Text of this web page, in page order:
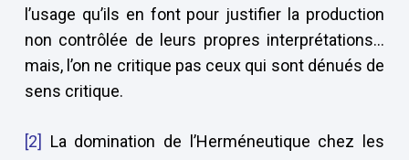
l’usage qu’ils en font pour justifier la production
non contrôlée de leurs propres interprétations…
mais, l’on ne critique pas ceux qui sont dénués de
sens critique.
[2]
La domination de l’Herméneutique chez les